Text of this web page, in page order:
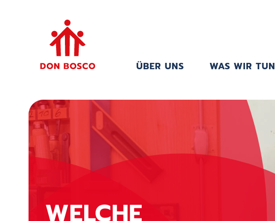
ÜBER UNS WAS WIR TUN
WELCHE